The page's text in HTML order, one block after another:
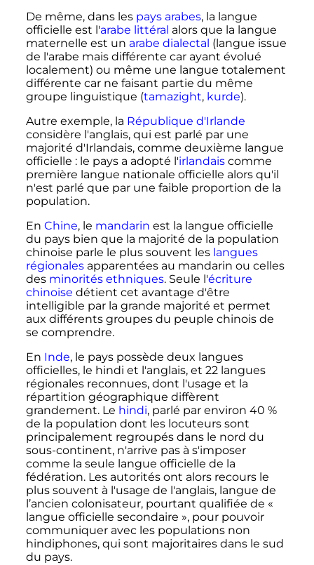
De même, dans les pays arabes, la langue
officielle est l'arabe littéral alors que la langue
maternelle est un arabe dialectal (langue issue
de l'arabe mais différente car ayant évolué
localement) ou même une langue totalement
différente car ne faisant partie du même
groupe linguistique (tamazight, kurde).
Autre exemple, la République d'Irlande
considère l'anglais, qui est parlé par une
majorité d'Irlandais, comme deuxième langue
officielle : le pays a adopté l'irlandaiscomme
première langue nationale officielle alors qu'il
n'est parlé que par une faible proportion de la
population.
En Chine, le mandarin est la langue officielle
du pays bien que la majorité de la population
chinoise parle le plus souvent les langues
régionalesapparentées au mandarin ou celles
des minorités ethniques. Seule l'écriture
chinoise détient cet avantage d'être
intelligible par la grande majorité et permet
aux différents groupes du peuple chinois de
se comprendre.
En Inde, le pays possède deux langues
officielles, le hindi et l'anglais, et 22 langues
régionales reconnues, dont l'usage et la
répartition géographique diffèrent
grandement. Le hindi, parlé par environ 40 %
de la population dont les locuteurs sont
principalement regroupés dans le nord du
sous-continent, n'arrive pas à s'imposer
comme la seule langue officielle de la
fédération. Les autorités ont alors recours le
plus souvent à l'usage de l'anglais, langue de
l’ancien colonisateur, pourtant qualifiée de «
langue officielle secondaire », pour pouvoir
communiquer avec les populations non
hindiphones, qui sont majoritaires dans le sud
du pays.